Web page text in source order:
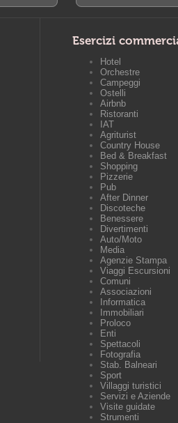
Esercizi
Hotel
Orchestre
Campeggi
Ostelli
Airbnb
Ristoranti
IAT
Agriturist
Country House
Bed & Breakfast
Shopping
Pizzerie
Pub
After Dinner
Discoteche
Benessere
Divertimenti
Auto/Moto
Media
Agenzie Stampa
Viaggi Escursioni
Comuni
Associazioni
Informatica
Immobiliari
Proloco
Enti
Spettacoli
Fotografia
Stab. Balneari
Sport
Villaggi turistici
Servizi e Aziende
Visite guidate
Strumenti